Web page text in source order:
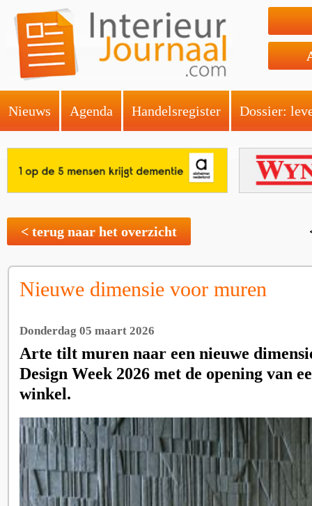
Nieuws Agenda Handelsregister Dossier:
< terug naar het overzicht
Nieuwe dimensie voor muren
Donderdag 05 maart 2026
Arte tilt muren naar een nieuwe
Design Week 2026 met de opening van
winkel.